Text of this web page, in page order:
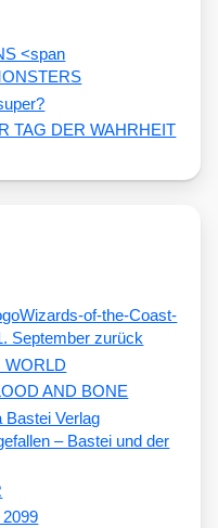
<span
TAG DER WAHRHEIT
Wizards-of-the-Coast-
September zurück
WORLD
AND BONE
– Bastei und der